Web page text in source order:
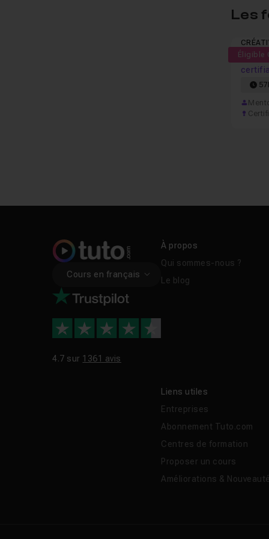
Les
Éligible
Cours en français
4.7 sur 1361 avis
À propos
Qui sommes-nous ?
Le blog
Liens utiles
Entreprises
Abonnement Tuto.com
Centres de formation
Proposer un cours
Améliorations &